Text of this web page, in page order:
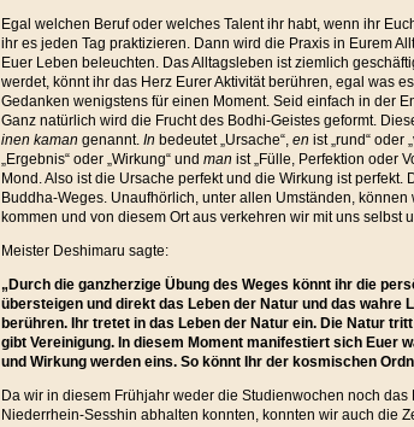
Egal welchen Beruf oder welches Talent ihr habt, wenn ihr
ihr es jeden Tag praktizieren. Dann wird die Praxis in Eurem
Euer Leben beleuchten. Das Alltagsleben ist ziemlich
werdet, könnt ihr das Herz Eurer Aktivität berühren, egal was
Gedanken wenigstens für einen Moment. Seid einfach in der
Ganz natürlich wird die Frucht des Bodhi-Geistes geformt.
inen kaman genannt. In bedeutet „Ursache“, en ist „rund“ oder
„Ergebnis“ oder „Wirkung“ und man ist „Fülle, Perfektion oder
Mond. Also ist die Ursache perfekt und die Wirkung ist perfekt.
Buddha-Weges. Unaufhörlich, unter allen Umständen, können
kommen und von diesem Ort aus verkehren wir mit uns selbst
Meister Deshimaru sagte:
„Durch die ganzherzige Übung des Weges könnt ihr die
übersteigen und direkt das Leben der Natur und das wahre
berühren. Ihr tretet in das Leben der Natur ein. Die Natur
gibt Vereinigung. In diesem Moment manifestiert sich Euer
und Wirkung werden eins. So könnt Ihr der kosmischen
Da wir in diesem Frühjahr weder die Studienwochen noch
Niederrhein-Sesshin abhalten konnten, konnten wir auch die